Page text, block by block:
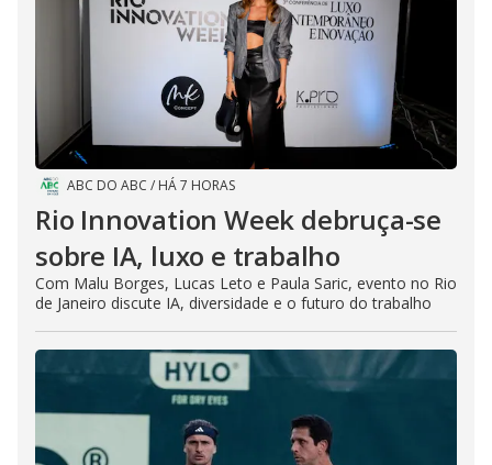
ABC DO ABC / HÁ 7 HORAS
Rio Innovation Week debruça-se
sobre IA, luxo e trabalho
Com Malu Borges, Lucas Leto e Paula Saric, evento no Rio
de Janeiro discute IA, diversidade e o futuro do trabalho